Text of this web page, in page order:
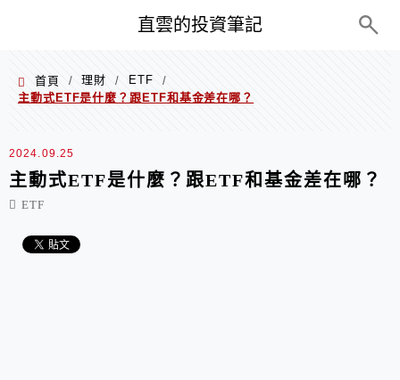
直雲的投資筆記
首頁 / 理財 / ETF
/
主動式ETF是什麼？跟ETF和基金差在哪？
2024.09.25
主動式ETF是什麼？跟ETF和基金差在哪？
ETF